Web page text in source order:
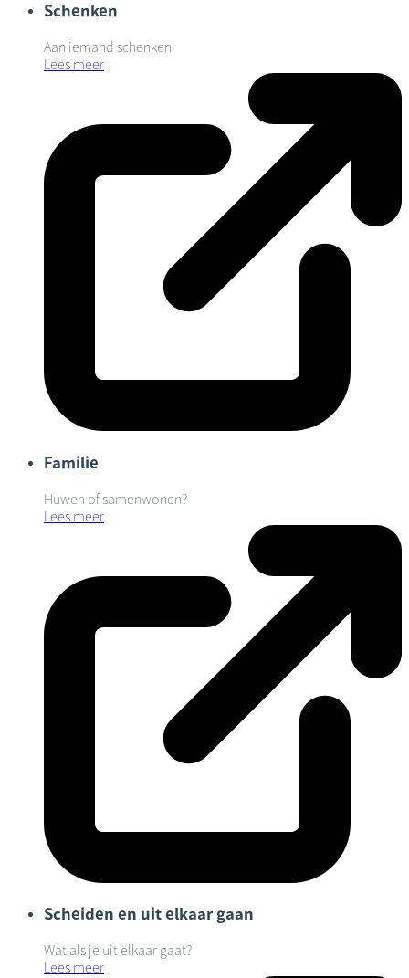
Schenken
Aan iemand schenken
Lees meer
Familie
Huwen of samenwonen?
Lees meer
Scheiden en uit elkaar gaan
Wat als je uit elkaar gaat?
Lees meer